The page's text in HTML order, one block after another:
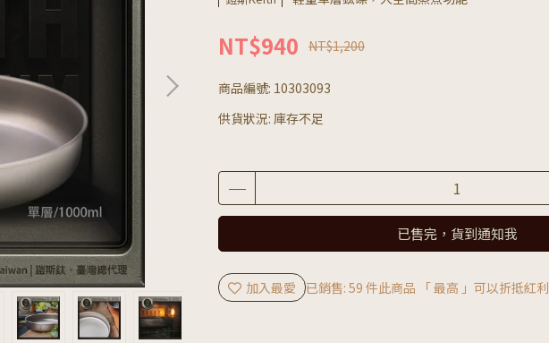
NT$940 NT$1,200
商品編號: 10303093
供貨狀況: 庫存不足
已售完，貨到通知我
加入最愛 已銷售: 59 件此商品 「 最高 」可以折抵紅利